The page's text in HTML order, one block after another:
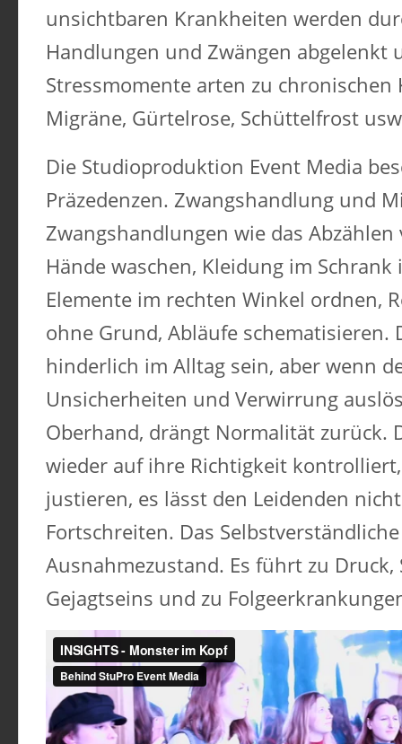
unsichtbaren Krankheiten werden
Handlungen und Zwängen abgelenkt
Stressmomente arten zu chronischen
Migräne, Gürtelrose, Schüttelfrost
Die Studioproduktion Event Media
Präzedenzen. Zwangshandlung und
Zwangshandlungen wie das
Hände waschen, Kleidung im
Elemente im rechten Winkel ordnen,
ohne Grund, Abläufe schematisieren.
hinderlich im Alltag sein, aber wenn
Unsicherheiten und Verwirrung
Oberhand, drängt Normalität zurück.
wieder auf ihre Richtigkeit
justieren, es lässt den Leidenden
Fortschreiten. Das
Ausnahmezustand. Es führt zu Druck,
Gejagtseins und zu